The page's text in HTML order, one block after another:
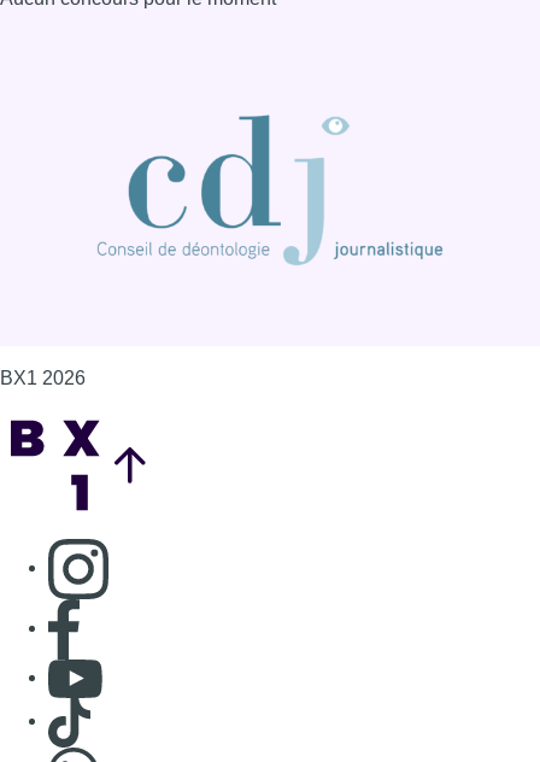
BX1 2026
Consulter page Instagram
Consulter page Facebook
Consulter Youtube
Consulter TikTok